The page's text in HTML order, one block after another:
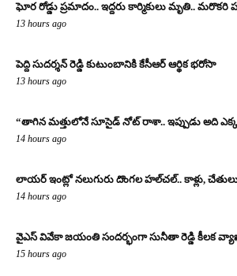
ఘోర రోడ్డు ప్రమాదం.. ఇద్దరు కార్మికులు మృతి.. మరొకరి
13 hours ago
పెద్ది సుదర్శన్ రెడ్డి కుటుంబానికి కేసీఆర్ ఆర్థిక భరోసా
13 hours ago
“తాగిన మత్తులోనే సూసైడ్ నోట్ రాశా.. ఇప్పుడు అది
14 hours ago
లాయర్ ఇంట్లో నలుగురు దొంగల హల్‌చల్.. కాళ్లు,
14 hours ago
వైఎస్ వివేకా జయంతి సందర్భంగా సునీతా రెడ్డి కీలక
15 hours ago